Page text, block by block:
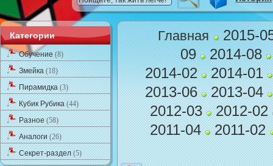
Категории
Обучение(8)
Змейка(18)
Пирамидка(3)
Кубик Рубика(44)
Разное(58)
Аналоги(26)
Секрет-раздел(5)
Главная
2015-
09 2014-08
2014-02 2014-01
2013-06 2013-04
2012-03 2012-02
2011-04 2011-02